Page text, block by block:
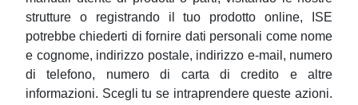
strutture o registrando il tuo prodotto online, ISE
potrebbe chiederti di fornire dati personali come nome
e cognome, indirizzo postale, indirizzo e-mail, numero
di telefono, numero di carta di credito e altre
informazioni. Scegli tu se intraprendere queste azioni.